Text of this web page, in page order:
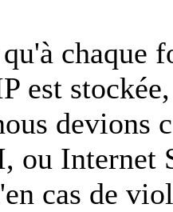
chaque
est
devions
ou
cas de